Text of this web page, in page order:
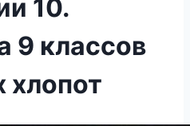
10.
9 классов
хлопот